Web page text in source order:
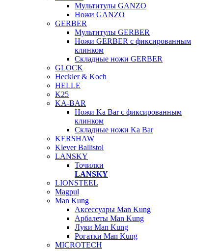
Мультитулы GANZO
Ножи GANZO
GERBER
Мультитулы GERBER
Ножи GERBER с фиксированным
клинком
Складные ножи GERBER
GLOCK
Heckler & Koch
HELLE
K25
KA-BAR
Ножи Ka Bar c фиксированным
клинком
Складные ножи Ka Bar
KERSHAW
Klever Ballistol
LANSKY
Точилки
LANSKY
LIONSTEEL
Magpul
Man Kung
Аксессуары Man Kung
Арбалеты Man Kung
Луки Man Kung
Рогатки Man Kung
MICROTECH